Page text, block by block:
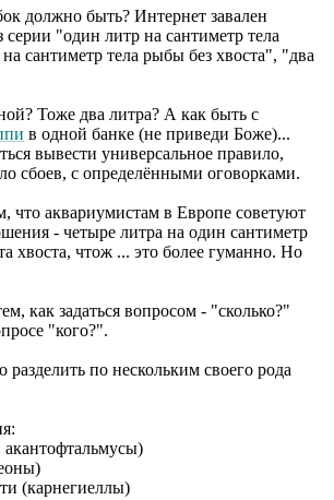
должно быть? Интернет завален
"один литр на сантиметр тела
сантиметр тела рыбы без хвоста", "два
Тоже два литра? А как быть с
в одной банке (не приведи Боже)...
вывести универсальное правило,
сбоев, с определёнными оговорками.
что аквариумистам в Европе советуют
- четыре литра на один сантиметр
хвоста, чтож ... это более гуманно. Но
как задаться вопросом - "сколько?"
"кого?".
по нескольким своего рода
(карнегиеллы)